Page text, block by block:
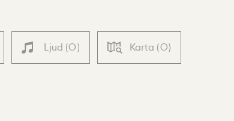
Ljud (0) Karta (0)